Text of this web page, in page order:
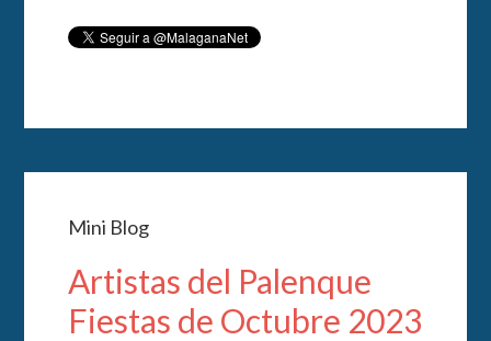
Mini Blog
Artistas del Palenque
Fiestas de Octubre 2023